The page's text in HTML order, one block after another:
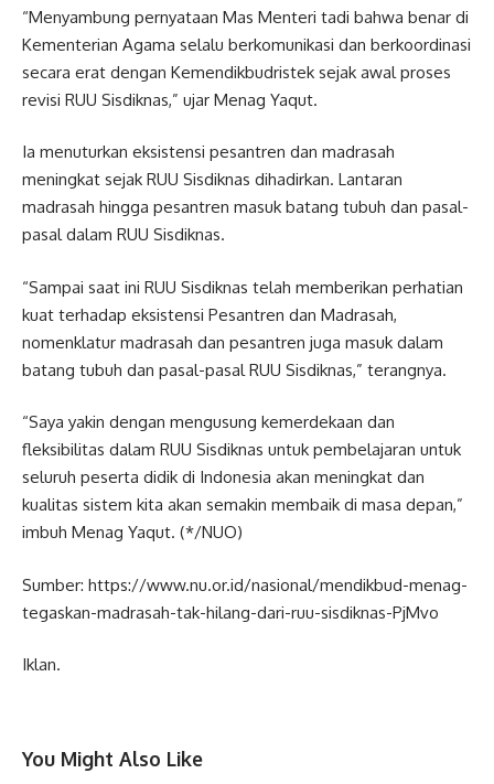
“Menyambung pernyataan Mas Menteri tadi bahwa benar di
Kementerian Agama selalu berkomunikasi dan berkoordinasi
secara erat dengan Kemendikbudristek sejak awal proses
revisi RUU Sisdiknas,” ujar Menag Yaqut.
Ia menuturkan eksistensi pesantren dan madrasah
meningkat sejak RUU Sisdiknas dihadirkan. Lantaran
madrasah hingga pesantren masuk batang tubuh dan pasal-
pasal dalam RUU Sisdiknas.
“Sampai saat ini RUU Sisdiknas telah memberikan perhatian
kuat terhadap eksistensi Pesantren dan Madrasah,
nomenklatur madrasah dan pesantren juga masuk dalam
batang tubuh dan pasal-pasal RUU Sisdiknas,” terangnya.
“Saya yakin dengan mengusung kemerdekaan dan
fleksibilitas dalam RUU Sisdiknas untuk pembelajaran untuk
seluruh peserta didik di Indonesia akan meningkat dan
kualitas sistem kita akan semakin membaik di masa depan,”
imbuh Menag Yaqut. (*/NUO)
Sumber: https://www.nu.or.id/nasional/mendikbud-menag-
tegaskan-madrasah-tak-hilang-dari-ruu-sisdiknas-PjMvo
Iklan.
You Might Also Like